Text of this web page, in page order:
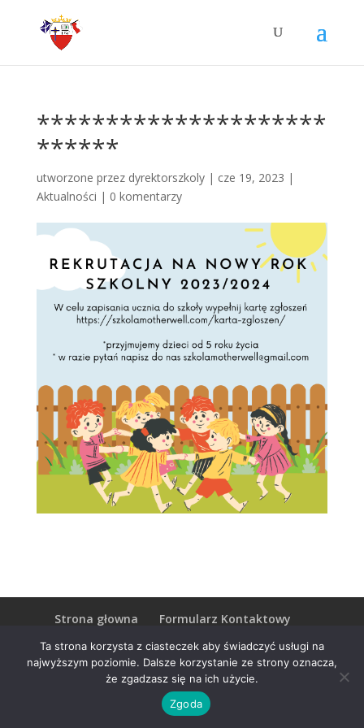
*********************
******
utworzone przez dyrektorszkoly| cze 19, 2023 |
Aktualności | 0 komentarzy
Strona głowna
Formularz Kontaktowy
Privacy Policy
Terms and Conditions
Charity no. SC041221
Ta strona korzysta z ciasteczek aby świadczyć usługi na
najwyższym poziomie. Dalsze korzystanie ze strony oznacza,
że zgadzasz się na ich użycie.
Zgoda